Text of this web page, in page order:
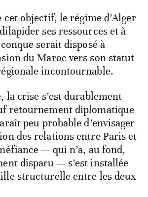
objectif, le régime d’Alger
ses ressources et à
serait disposé à
du Maroc vers son statut
incontournable.
la crise s’est durablement
retournement diplomatique
peu probable d’envisager
des relations entre Paris et
— qui n’a, au fond,
disparu — s’est installée
structurelle entre les deux